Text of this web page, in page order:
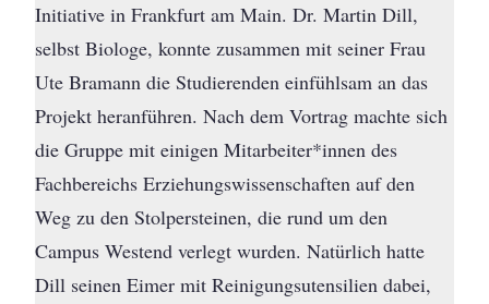
Initiative in Frankfurt am Main. Dr. Martin Dill,
selbst Biologe, konnte zusammen mit seiner Frau
Ute Bramann die Studierenden einfühlsam an das
Projekt heranführen. Nach dem Vortrag machte sich
die Gruppe mit einigen Mitarbeiter*innen des
Fachbereichs Erziehungswissenschaften auf den
Weg zu den Stolpersteinen, die rund um den
Campus Westend verlegt wurden. Natürlich hatte
Dill seinen Eimer mit Reinigungsutensilien dabei,